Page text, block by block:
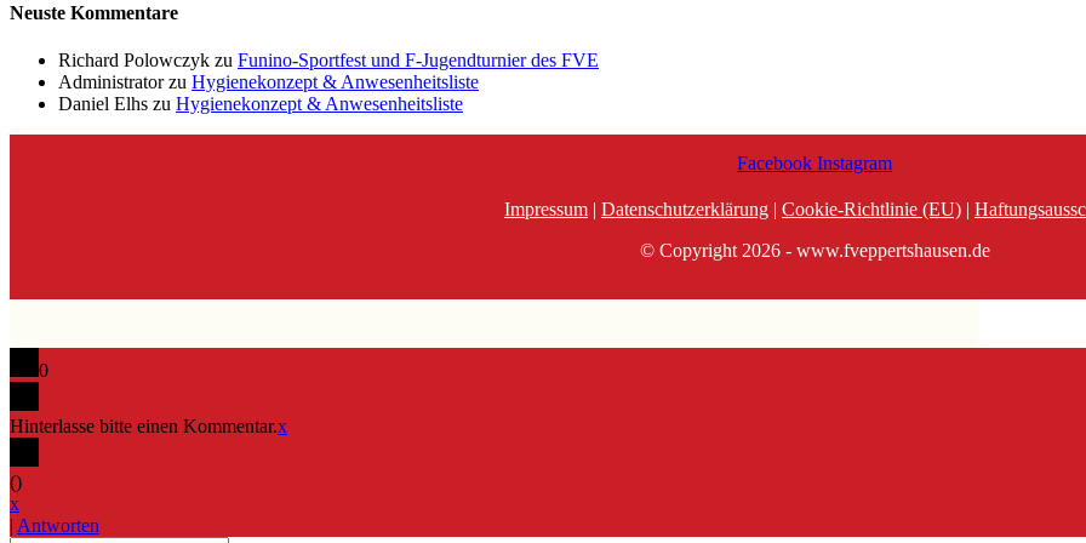
Neuste Kommentare
Richard Polowczyk zu Funino-Sportfest und F-Jugendturnier des FVE
Administratorzu Hygienekonzept & Anwesenheitsliste
Daniel Elhs zu Hygienekonzept & Anwesenheitsliste
Facebook Instagram
Impressum | Datenschutzerklärung | Cookie-Richtlinie (EU) |
© Copyright 2026 - www.fveppertshausen.de
0
Hinterlasse bitte einen Kommentar.x
()
x
| Antworten